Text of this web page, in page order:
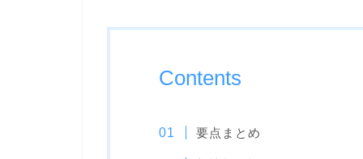
Contents
要点まとめ